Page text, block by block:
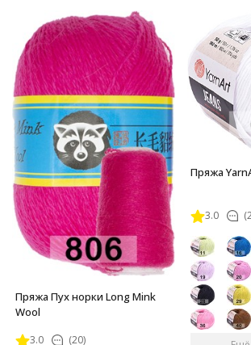
Пряжа Пух норки Long Mink
Wool
3.0 (20)
Пряжа
3.0